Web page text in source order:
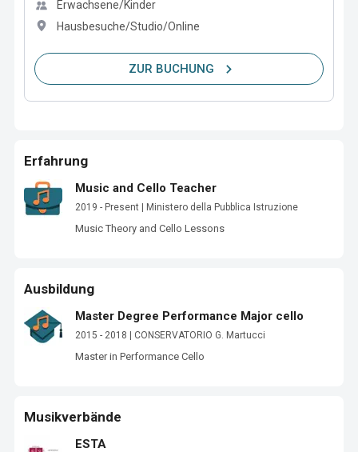
Erwachsene/Kinder
Hausbesuche/Studio/Online
ZUR BUCHUNG
Erfahrung
Music and Cello Teacher
2019 - Present | Ministero della Pubblica Istruzione
Music Theory and Cello Lessons
Ausbildung
Master Degree Performance Major cello
2015 - 2018 | CONSERVATORIO G. Martucci
Master in Performance Cello
Musikverbände
ESTA